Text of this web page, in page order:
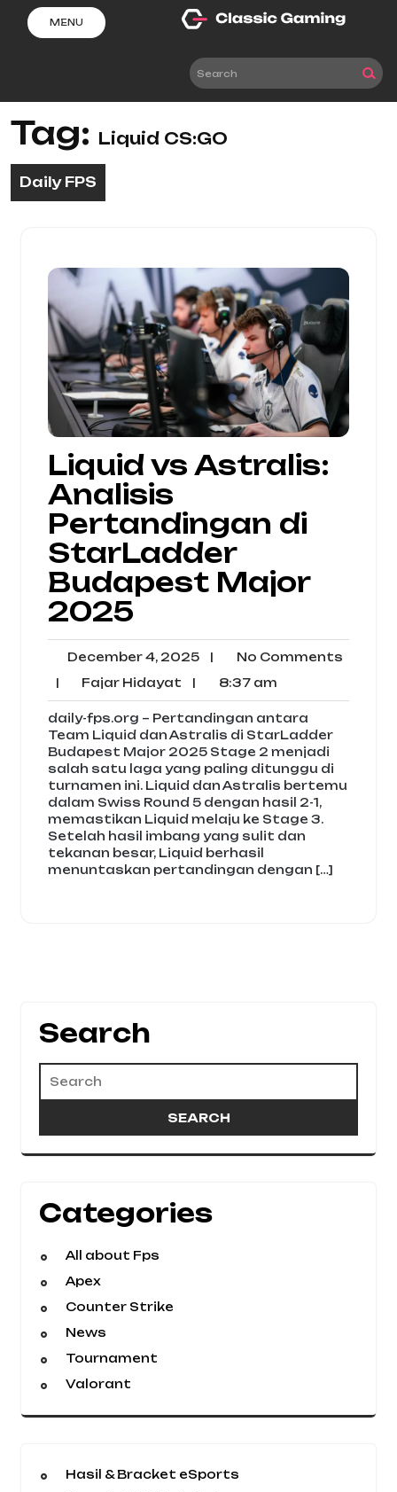
content
MENU
Tag: Liquid CS:GO
Daily FPS
Liquid vs Astralis:
Analisis
Pertandingan di
StarLadder
Budapest Major
2025
December 4, 2025December
2025
| No CommentsNo
| Fajar Hidayat Fajar
Hidayat
| 8:37 am8:37
am
daily-fps.org – Pertandingan antara
Team Liquid dan Astralis di StarLadder
Budapest Major 2025 Stage 2 menjadi
salah satu laga yang paling ditunggu di
turnamen ini. Liquid dan Astralis bertemu
dalam Swiss Round 5 dengan hasil 2-1,
memastikan Liquid melaju ke Stage 3.
Setelah hasil imbang yang sulit dan
tekanan besar, Liquid berhasil
menuntaskan pertandingan dengan […]
Search
Categories
All about Fps
Apex
Counter Strike
News
Tournament
Valorant
Hasil & Bracket eSports